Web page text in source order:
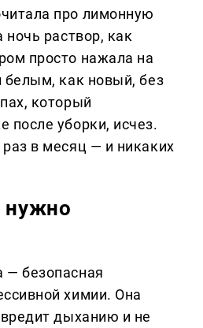
про лимонную
ночь раствор, как
просто нажала на
белым, как новый, без
который
после уборки, исчез.
в месяц — и никаких
нужно
— безопасная
химии. Она
дыханию и не